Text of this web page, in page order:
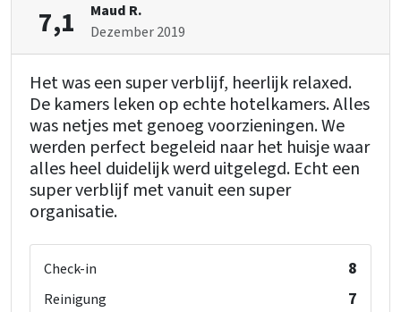
7,1
Maud R.
Dezember 2019
Het was een super verblijf, heerlijk relaxed.
De kamers leken op echte hotelkamers. Alles
was netjes met genoeg voorzieningen. We
werden perfect begeleid naar het huisje waar
alles heel duidelijk werd uitgelegd. Echt een
super verblijf met vanuit een super
organisatie.
Check-in 8
Reinigung 7